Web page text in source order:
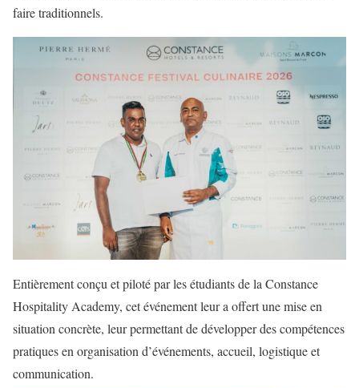
faire traditionnels.
Entièrement conçu et piloté par les étudiants de la Constance
Hospitality Academy, cet événement leur a offert une mise en
situation concrète, leur permettant de développer des compétences
pratiques en organisation d’événements, accueil, logistique et
communication.